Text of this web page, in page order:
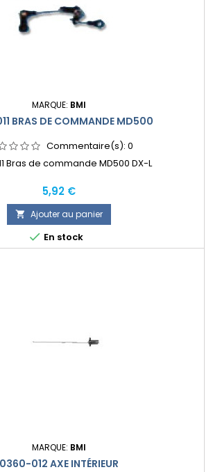
MARQUE: BMI
BRAS DE COMMANDE MD500
Commentaire(s): 0
Bras de commande MD500 DX-L
Prix
5,92 €
 Ajouter au panier
 En stock
MARQUE: BMI
0360-012 AXE INTÉRIEUR